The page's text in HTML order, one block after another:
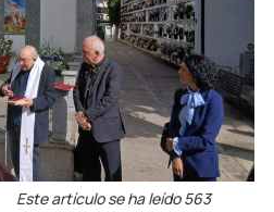
Este artículo se ha leído 563